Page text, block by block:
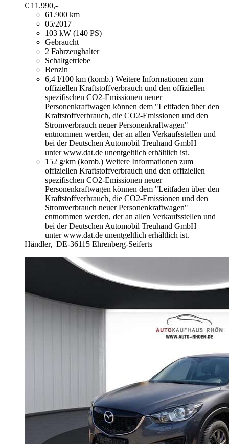
€ 11.990,-
61.900 km
05/2017
103 kW (140 PS)
Gebraucht
2 Fahrzeughalter
Schaltgetriebe
Benzin
6,4 l/100 km (komb.) Weitere Informationen zum
offiziellen Kraftstoffverbrauch und den offiziellen
spezifischen CO2-Emissionen neuer
Personenkraftwagen können dem "Leitfaden über den
Kraftstoffverbrauch, die CO2-Emissionen und den
Stromverbrauch neuer Personenkraftwagen"
entnommen werden, der an allen Verkaufsstellen und
bei der Deutschen Automobil Treuhand GmbH
unter www.dat.de unentgeltlich erhältlich ist.
152 g/km (komb.) Weitere Informationen zum
offiziellen Kraftstoffverbrauch und den offiziellen
spezifischen CO2-Emissionen neuer
Personenkraftwagen können dem "Leitfaden über den
Kraftstoffverbrauch, die CO2-Emissionen und den
Stromverbrauch neuer Personenkraftwagen"
entnommen werden, der an allen Verkaufsstellen und
bei der Deutschen Automobil Treuhand GmbH
unter www.dat.de unentgeltlich erhältlich ist.
Händler, DE-36115 Ehrenberg-Seiferts